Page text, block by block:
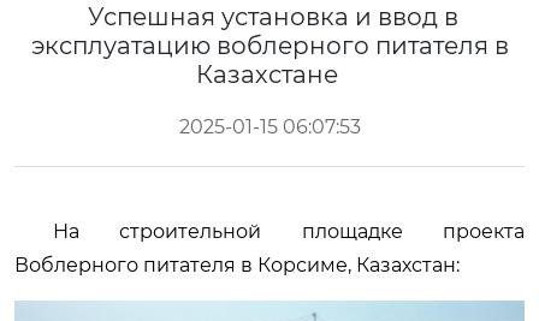
Успешная установка и ввод в
эксплуатацию воблерного питателя в
Казахстане
2025-01-15 06:07:53
На строительной площадке проекта
Воблерного питателя в Корсиме, Казахстан: